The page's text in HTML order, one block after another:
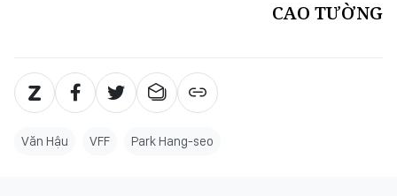
CAO TƯỜNG
Văn Hậu VFF Park Hang-seo